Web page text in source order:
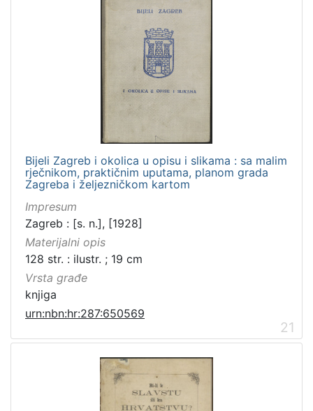
Bijeli Zagreb i okolica u opisu i slikama : sa malim
rječnikom, praktičnim uputama, planom grada
Zagreba i željezničkom kartom
Impresum
Zagreb : [s. n.], [1928]
Materijalni opis
128 str. : ilustr. ; 19 cm
Vrsta građe
knjiga
urn:nbn:hr:287:650569
21